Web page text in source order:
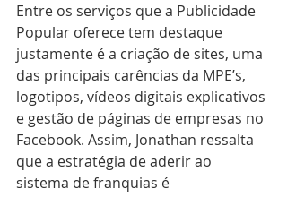
Entre os serviços que a Publicidade
Popular oferece tem destaque
justamente é a criação de sites, uma
das principais carências da MPE’s,
logotipos, vídeos digitais explicativos
e gestão de páginas de empresas no
Facebook. Assim, Jonathan ressalta
que a estratégia de aderir ao
sistema de franquias é